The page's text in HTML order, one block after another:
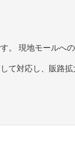
。 現地モールへ
て対応し、販路拡